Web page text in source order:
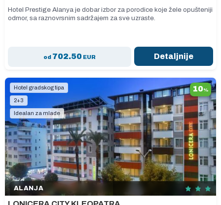
Hotel Prestige Alanya je dobar izbor za porodice koje žele opušteniji
odmor, sa raznovrsnim sadržajem za sve uzraste.
od 702.50EUR Detaljnije
Hotel gradskog tipa
2+3
Idealan za mlade
10%
ALANJA